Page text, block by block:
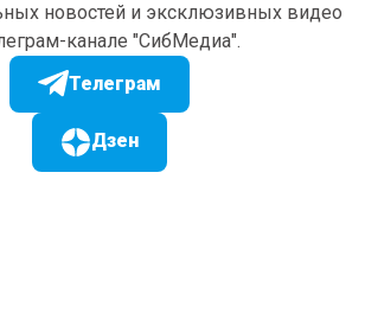
новостей и эксклюзивных видео
канале "СибМедиа".
Телеграм
Дзен